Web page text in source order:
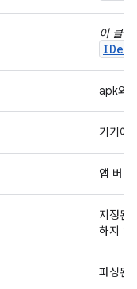
이 클
apk와
기기에
앱 버
지정된
하지 않
파싱된